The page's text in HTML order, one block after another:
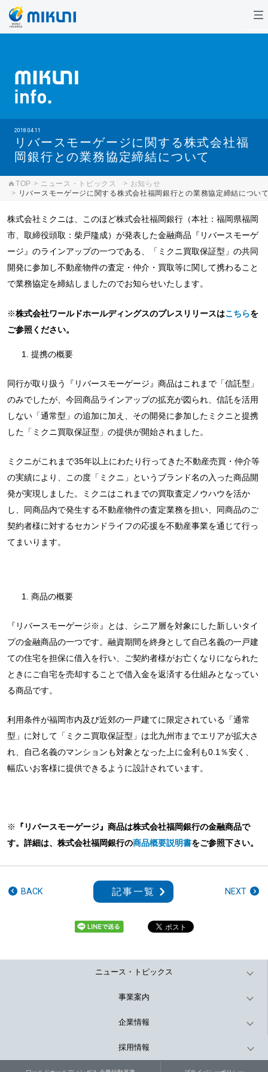
2018.04.11
リバースモーゲージに関する株式会社福
岡銀行との業務協定締結について
TOP ニュース・トピックス
お知らせ
リバースモーゲージに関する株式会社福岡銀行との業務協定締結につい
株式会社ミクニは、このほど株式会社福岡銀行（本社：福岡県福岡
市、取締役頭取：柴戸隆成）が発表した金融商品『リバースモーゲ
ージ』のラインアップの一つである、「ミクニ買取保証型」の共同
開発に参加し不動産物件の査定・仲介・買取等に関して携わること
で業務協定を締結しましたのでお知らせいたします。
※株式会社ワールドホールディングスのプレスリリースはこちらを
ご参照ください。
提携の概要
同行が取り扱う『リバースモーゲージ』商品はこれまで「信託型」
のみでしたが、今回商品ラインアップの拡充が図られ、信託を活用
しない「通常型」の追加に加え、その開発に参加したミクニと提携
した「ミクニ買取保証型」の提供が開始されました。
ミクニがこれまで35年以上にわたり行ってきた不動産売買・仲介等
の実績により、この度「ミクニ」というブランド名の入った商品開
発が実現しました。ミクニはこれまでの買取査定ノウハウを活か
し、同商品内で発生する不動産物件の査定業務を担い、同商品のご
契約者様に対するセカンドライフの応援を不動産事業を通じて行っ
てまいります。
商品の概要
『リバースモーゲージ※』とは、シニア層を対象にした新しいタイ
プの金融商品の一つです。融資期間を終身として自己名義の一戸建
ての住宅を担保に借入を行い、ご契約者様がお亡くなりになられた
ときにご自宅を売却することで借入金を返済する仕組みとなってい
る商品です。
利用条件が福岡市内及び近郊の一戸建てに限定されている「通常
型」に対して「ミクニ買取保証型」は北九州市までエリアが拡大さ
れ、自己名義のマンションも対象となった上に金利も0.1％安く、
幅広いお客様に提供できるように設計されています。
※
『リバースモーゲージ』商品は株式会社福岡銀行の金融商品で
す。詳細は、株式会社福岡銀行の商品概要説明書をご参照下さい。
BACK 記事一覧 NEXT
ニュース・トピックス
事業案内
企業情報
採用情報